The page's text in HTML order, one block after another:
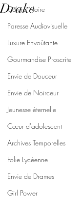
Colère Noire
Paresse Audiovisuelle
Luxure Envoûtante
Gourmandise Proscrite
Envie de Douceur
Envie de Noirceur
Jeunesse éternelle
Cœur d'adolescent
Archives Temporelles
Folie Lycéenne
Envie de Drames
Girl Power
Drake